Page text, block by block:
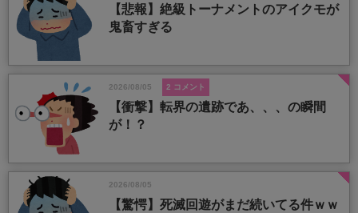
【悲報】絶級トーナメントのアイクモが
鬼畜すぎる
2026/08/05 2 コメント
【衝撃】転界の遺跡であ、、、の瞬間
が！？
2026/08/05
【驚愕】死滅回遊がまだ続いてる件ｗｗ